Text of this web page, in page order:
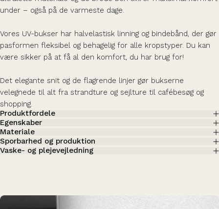
under – også på de varmeste dage.
Vores UV-bukser har halvelastisk linning og bindebånd, der gør
pasformen fleksibel og behagelig for alle kropstyper. Du kan
være sikker på at få al den komfort, du har brug for!
Det elegante snit og de flagrende linjer gør bukserne
velegnede til alt fra strandture og sejlture til cafébesøg og
shopping.
Produktfordele
Egenskaber
Materiale
Sporbarhed og produktion
Vaske- og plejevejledning